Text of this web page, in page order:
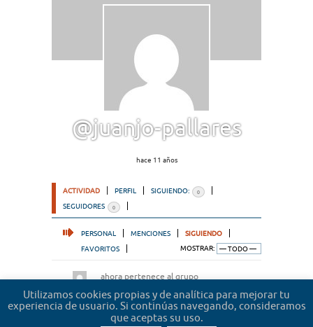
@juanjo-pallares
hace 11 años
ACTIVIDAD PERFIL SIGUIENDO: 0
SEGUIDORES 0
PERSONAL MENCIONES
SIGUIENDO
FAVORITOS
MOSTRAR:
ahora pertenece al grupo
Utilizamos cookies propias y de analítica para mejorar tu
experiencia de usuario. Si continúas navegando, consideramos
que aceptas su uso.